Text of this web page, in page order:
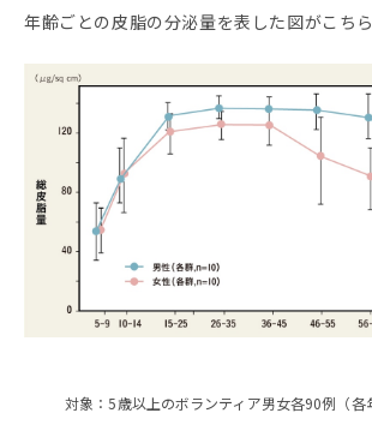
年齢ごとの皮脂の分泌量を表した図がこちら
対象：5歳以上のボランティア男女各90例（各